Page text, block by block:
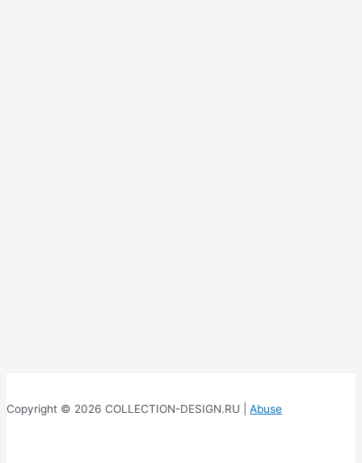
Copyright © 2026 COLLECTION-DESIGN.RU | Abuse